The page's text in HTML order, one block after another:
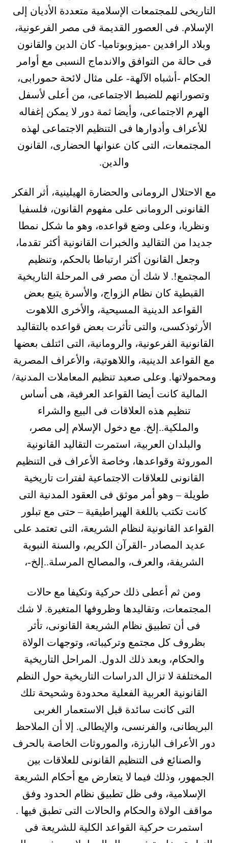
التاريخى للمجتمعات الإسلامية متعددة الأديان إلى
الإسلام. فى العصور القديمة فى مصر الفرعونية،
وبلاد الرافدين -ميزوبوتاميا- كان الدين والقانون
فى حالة من التوافق والاندماج النسبى مع أوامر
الحكام -أشباه الآلهة- على مثال لائحة حمورابى،
وتصوراتهم للضبط الاجتماعى، من أعلى لأسفل
الهرم الاجتماعى، وأيضا ثمة دور لا يمكن إغفاله
للأعراف وأدوارها فى التنظيم الاجتماعى لهذه
المجتمعات، التى كان عنوانها الحضارى، القانون
والدين.
مع الاحتلال الرومانى والحضارة الهيلينية، أثر الفكر
القانونى الرومانى على مفهوم القانون، فلسفيا
ونظريا، وعلى وضع قواعده، وهو ما شكل نمطا
جديدا من التقاليد والخبرات القانونية أكثر تقدما،
وجعل القانون أكثر ارتباطا بالحكم، وتنظيم
المجتمع!. لا شك أن مصر فى المرحلة التاريخية
القبطية كان نظام الزواج، والأسرة يتبع بعض
القواعد الدينية المسيحية، والأخرى اللاهوت
الأرثوذكسى، والتى تأثرت بعض قواعده بالتقاليد
القانونية الفرعونية، والرومانية، التى ائتلف بعضها
مع القواعد الدينية، واللاهوتية، والأعراف المصرية
ومحمولاتها. وعلى صعيد تنظيم المعاملات المدنية/
المالية كانت أيضا القواعد العرفية، هى أساس
تنظيم هذه العلاقات فى البيع والشراء
والملكية..إلخ. مع دخول الإسلام إلى مصر،
والبلدان العربية، استمرت التقاليد القانونية
الموروثة وقواعدها، وخاصة الأعراف فى التنظيم
القانونى للعلاقات الاجتماعية لفترات تاريخية
طويلة – وهو أمر موثق فى العقود المدنية التى
كانت تكتب باللغة الهيراطيقية – حتى مع تبلور
القواعد القانونية لنظام الشريعة، التى تعتمد على
عديد المصادر -القرآن الكريم، والسنة النبوية
الشريفة، والعرف، والمصالح المرسلة..إلخ-،
ومن ثم أعطى ذلك حركية وتكيفا مع حالات
المجتمعات، وتقاليدها وظروفها المتغيرة. لا شك
فى أن تطبيق نظام الشريعة القانونى، تأثر
بظروف كل مجتمع وتركيباته، وتوجهات الولاة
والحكام، وبعد ذلك الدول. المراحل التاريخية
المختلفة لا تزال الدراسات التاريخية حول النظم
القانونية العربية الفعلية محدودة وشحيحة تلك
التى كانت سائدة قبل الاستعمار الغربى
البريطانى، والفرنسى، والإيطالى. إلا أن الملاحظ
دور الأعراف البارزة، والموروثات الخاصة بالحرف
والصنائع فى التنظيم القانونى للعلاقات بين
الجمهور، وذلك فيما لا يتعارض مع أحكام الشريعة
الإسلامية، وفى ظل تطبيق نظام الحدود وفق
مواقف الولاة والحكام والحالات التى تطبق فيها .
استمرت حركية القواعد الكلية للشريعة فى